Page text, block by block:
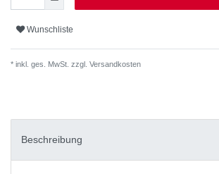
Wunschliste
* inkl. ges. MwSt. zzgl. Versandkosten
Beschreibung